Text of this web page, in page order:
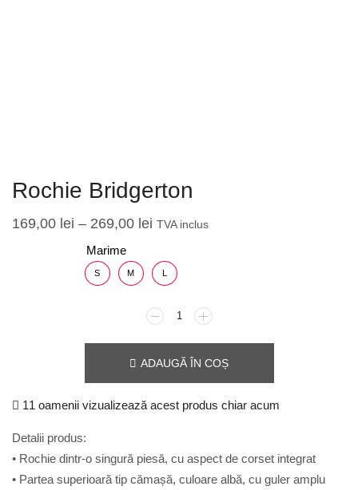
Rochie Bridgerton
169,00 lei – 269,00 lei TVA inclus
Marime
S M L
ADAUGĂ ÎN COȘ
11 oamenii vizualizează acest produs chiar acum
Detalii produs:
• Rochie dintr-o singură piesă, cu aspect de corset integrat
• Partea superioară tip cămașă, culoare albă, cu guler amplu